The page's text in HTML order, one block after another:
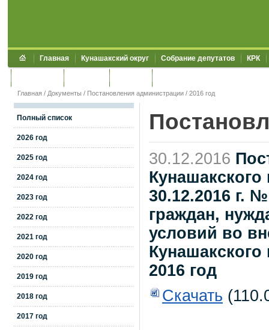
Главная Кунашакский округ Собрание депутатов КРК
Главная / Документы / Постановления администрации / 2016 год
Полный список
2026 год
2025 год
2024 год
2023 год
2022 год
2021 год
2020 год
2019 год
2018 год
2017 год
30.12.2016
30.12.2016 г.
граждан,
условий во
2016 год
Скачать